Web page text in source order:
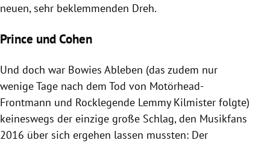
neuen, sehr beklemmenden Dreh.
Prince und Cohen
Und doch war Bowies Ableben (das zudem nur
wenige Tage nach dem Tod von Motörhead-
Frontmann und Rocklegende Lemmy Kilmister folgte)
keineswegs der einzige große Schlag, den Musikfans
2016 über sich ergehen lassen mussten: Der